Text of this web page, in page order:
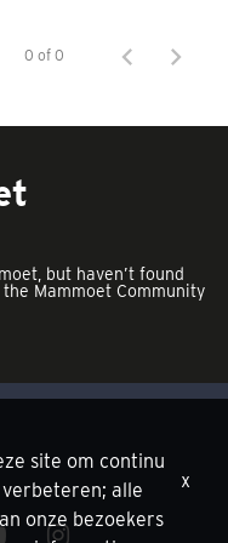
0 of 0
but haven’t found
Mammoet Community
site om continu
alle
onze bezoekers
x